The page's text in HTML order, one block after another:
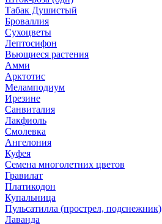
Табак Душистый
Броваллия
Сухоцветы
Лептосифон
Вьющиеся растения
Амми
Арктотис
Меламподиум
Ирезине
Санвиталия
Лакфиоль
Смолевка
Ангелония
Куфея
Семена многолетних цветов
Гравилат
Платикодон
Купальница
Пульсатилла (прострел, подснежник)
Лаванда